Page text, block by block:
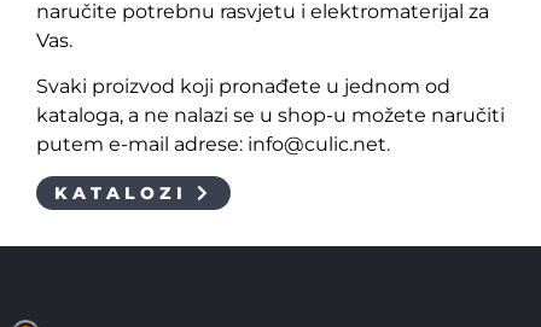
naručite potrebnu rasvjetu i elektromaterijal za
Vas.
Svaki proizvod koji pronađete u jednom od
kataloga, a ne nalazi se u shop-u možete naručiti
putem e-mail adrese: info@culic.net.
KATALOZI